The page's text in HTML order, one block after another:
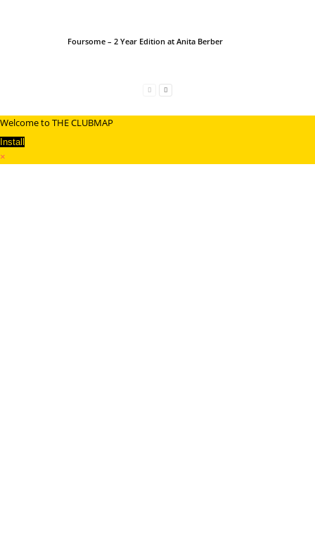
Foursome – 2 Year Edition at Anita Berber
Welcome to THE CLUBMAP
Install
×